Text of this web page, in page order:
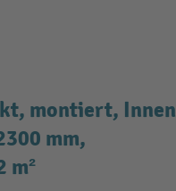
montiert,
mm,
m²